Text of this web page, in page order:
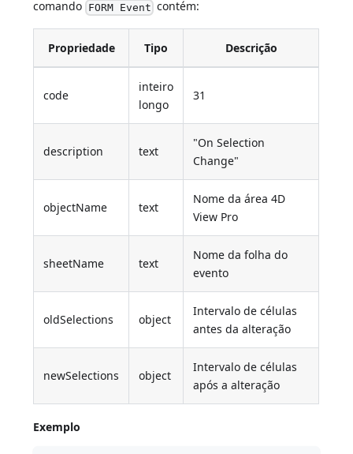
comando FORM Event contém:
Propriedade Tipo Descrição
code
inteiro
longo
31
description text
"On Selection
Change"
objectName text
Nome da área 4D
View Pro
sheetName text
Nome da folha do
evento
oldSelections object
Intervalo de células
antes da alteração
newSelections object
Intervalo de células
após a alteração
Exemplo